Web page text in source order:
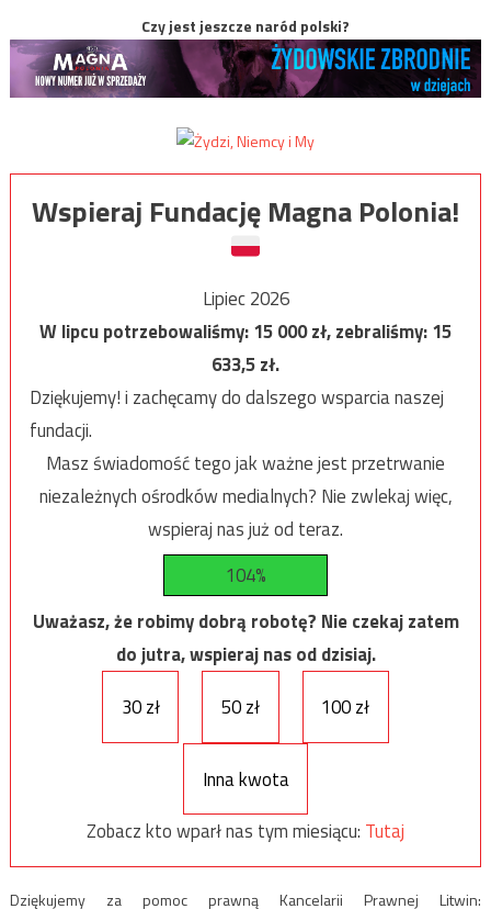
Czy jest jeszcze naród polski?
Wspieraj Fundację Magna Polonia!
Lipiec 2026
W lipcu potrzebowaliśmy:15 000zł, zebraliśmy:15
633,5zł.
Dziękujemy! i zachęcamy do dalszego wsparcia naszej
fundacji.
Masz świadomość tego jak ważne jest przetrwanie
niezależnych ośrodków medialnych? Nie zwlekaj więc,
wspieraj nas już od teraz.
104%
Uważasz, że robimy dobrą robotę? Nie czekaj zatem
do jutra, wspieraj nas od dzisiaj.
30 zł
50 zł 100 zł
Inna kwota
Zobacz kto wparł nas tym miesiącu: Tutaj
Dziękujemy za pomoc prawną Kancelarii Prawnej Litwin: